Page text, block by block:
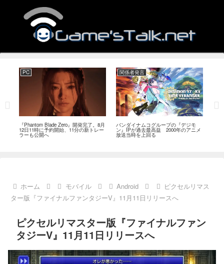
PC
『Phantom Blade Zero』開発完了。8月
12日11時に予約開始、11分の新トレー
ラーも公開へ
関係者発言
バンダイナムコグループの『デジモ
ン』IPが過去最高益 2000年のアニメ
放送当時を上回る
ホーム モバイル Android
ピクセルリマス
ター版『ファイナルファンタジーV』11月11日リリースへ
ピクセルリマスター版『ファイナルファン
タジーV』11月11日リリースへ